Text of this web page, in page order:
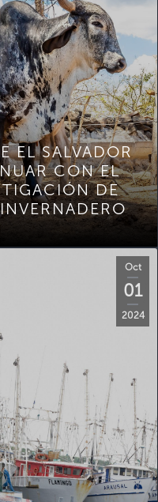
EL SALVADOR
CON EL
DE
Oct
01
2024